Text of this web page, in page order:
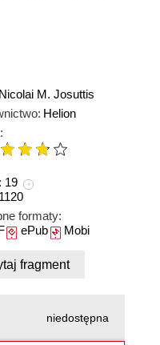
Nicolai M. Josuttis
Helion
19
1120
formaty:
ePubMobi
fragment
niedostępna